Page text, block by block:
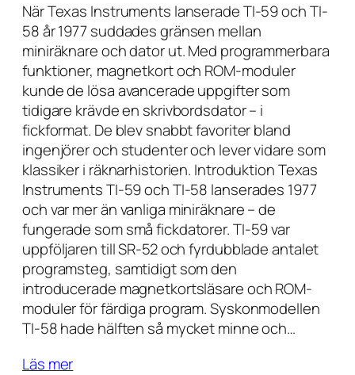
När Texas Instruments lanserade TI-59 och TI-
58 år 1977 suddades gränsen mellan
miniräknare och dator ut. Med programmerbara
funktioner, magnetkort och ROM-moduler
kunde de lösa avancerade uppgifter som
tidigare krävde en skrivbordsdator – i
fickformat. De blev snabbt favoriter bland
ingenjörer och studenter och lever vidare som
klassiker i räknarhistorien. Introduktion Texas
Instruments TI-59 och TI-58 lanserades 1977
och var mer än vanliga miniräknare – de
fungerade som små fickdatorer. TI-59 var
uppföljaren till SR-52 och fyrdubblade antalet
programsteg, samtidigt som den
introducerade magnetkortsläsare och ROM-
moduler för färdiga program. Syskonmodellen
TI-58 hade hälften så mycket minne och…
Läs mer